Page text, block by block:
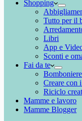
Shopping
Tutto per il
Libri
App e
Sconti e
Fai da te
Creare con
Riciclo
Mamme e lavoro
Mamme Blogger